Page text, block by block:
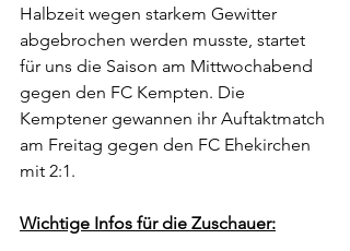
Halbzeit wegen starkem Gewitter
abgebrochen werden musste, startet
für uns die Saison am Mittwochabend
gegen den FC Kempten. Die
Kemptener gewannen ihr Auftaktmatch
am Freitag gegen den FC Ehekirchen
mit 2:1.
Wichtige Infos für die Zuschauer: